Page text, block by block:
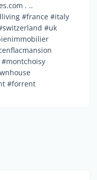
. ..
#france #italy
#uk
#forrent